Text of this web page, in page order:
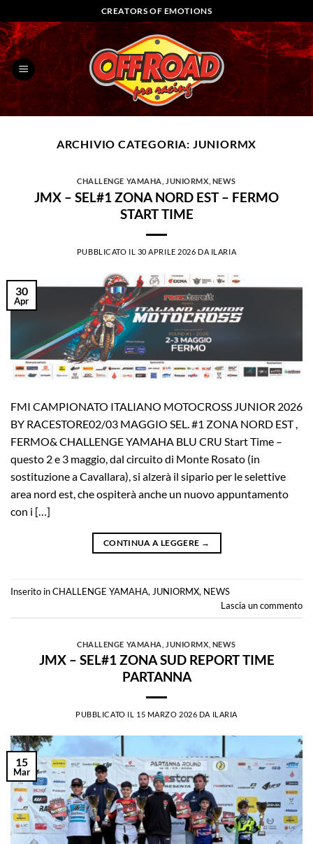
ai
contenuti
CREATORS OF EMOTIONS
ARCHIVIO CATEGORIA: JUNIORMX
CHALLENGE YAMAHA JUNIORMX NEWS
JMX – SEL#1 ZONA NORD EST – FERMO
START TIME
PUBBLICATO IL 30 APRILE 2026 DA ILARIA
30
Apr
FMI CAMPIONATO ITALIANO MOTOCROSS JUNIOR 2026
BY RACESTORE02/03 MAGGIO SEL. #1 ZONA NORD EST ,
FERMO& CHALLENGE YAMAHA BLU CRU Start Time –
questo 2 e 3 maggio, dal circuito di Monte Rosato (in
sostituzione a Cavallara), si alzerà il sipario per le selettive
area nord est, che ospiterà anche un nuovo appuntamento
con i […]
CONTINUA A LEGGERE →
Inserito inCHALLENGE YAMAHA, JUNIORMX, NEWS
Lascia un commento
CHALLENGE YAMAHA JUNIORMX NEWS
JMX – SEL#1 ZONA SUD REPORT TIME
PARTANNA
PUBBLICATO IL 15 MARZO 2026 DA ILARIA
15
Mar